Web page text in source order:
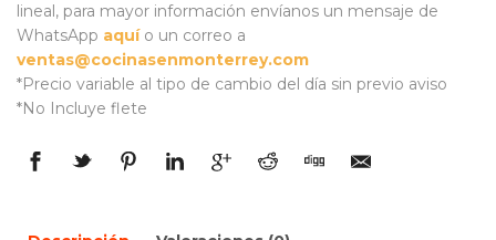
lineal, para mayor información envíanos un mensaje de
WhatsApp aquío un correo a
ventas@cocinasenmonterrey.com
*Precio variable al tipo de cambio del día sin previo aviso
*No Incluye flete